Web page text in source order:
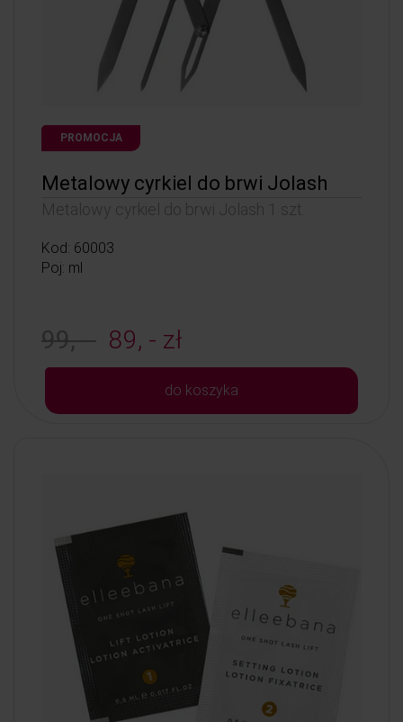
PROMOCJA
Metalowy cyrkiel do brwi Jolash
Metalowy cyrkiel do brwi Jolash 1 szt.
Kod: 60003
Poj: ml
99, - 89, - zł
do koszyka